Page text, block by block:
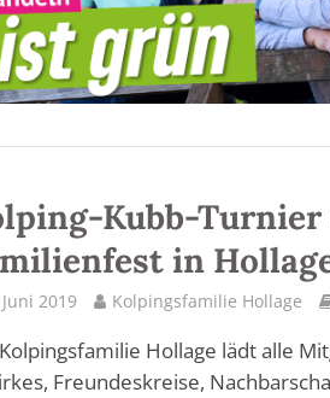
Kubb-Turnier
in
2019 Kolpingsfamilie Hollage
Hollage lädt alle
Freundeskreise,